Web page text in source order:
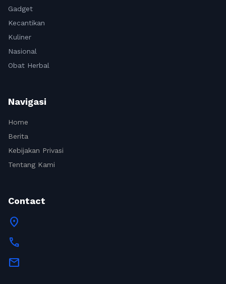
Gadget
Kecantikan
Kuliner
Nasional
Obat Herbal
Navigasi
Home
Berita
Kebijakan Privasi
Tentang Kami
Contact
location_on
call
mail